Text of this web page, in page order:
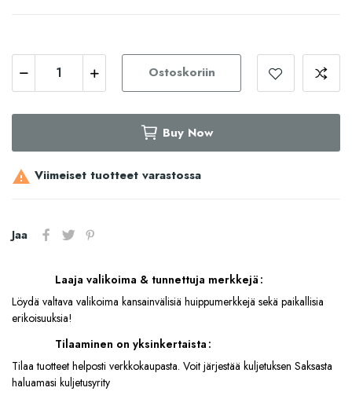
Ostoskoriin
Buy Now
 Viimeiset tuotteet varastossa
Jaa
Laaja valikoima & tunnettuja merkkejä
Löydä valtava valikoima kansainvälisiä huippumerkkejä sekä paikallisia
erikoisuuksia!
Tilaaminen on yksinkertaista
Tilaa tuotteet helposti verkkokaupasta. Voit järjestää kuljetuksen Saksasta
haluamasi kuljetusyrity